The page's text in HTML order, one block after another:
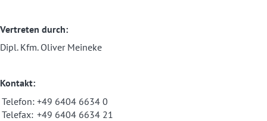
Vertreten durch:
Dipl. Kfm. Oliver Meineke
Kontakt:
Telefon: +49 6404 6634 0
Telefax: +49 6404 6634 21